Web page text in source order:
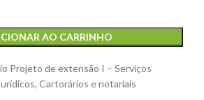
AO CARRINHO
Projeto de extensão I – Serviços
Cartorários e notariais